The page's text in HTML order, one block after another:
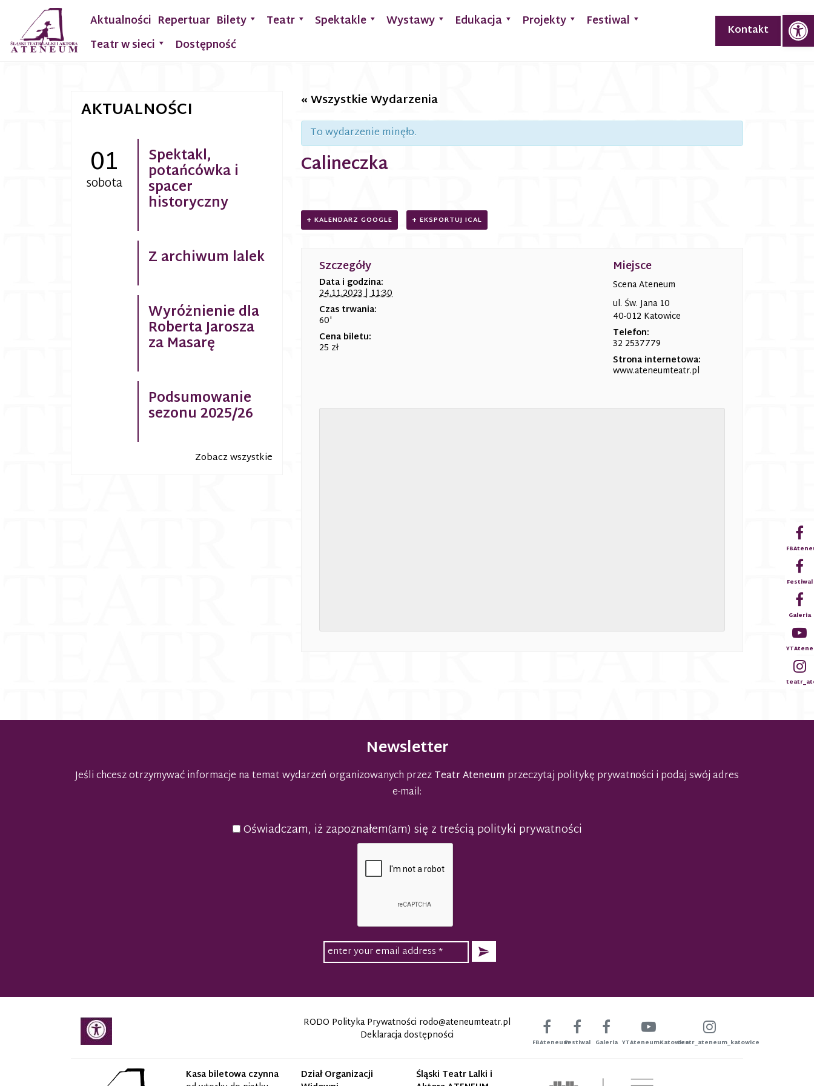
Aktualności Repertuar Bilety Teatr Spektakle Wystawy Edukacja Projekty
Festiwal
Teatr w sieci
Dostępność
Kontakt
« Wszystkie Wydarzenia
To wydarzenie minęło.
Calineczka
+ KALENDARZ GOOGLE + EKSPORTUJ ICAL
Szczegóły
Data i godzina:
24.11.2023 | 11:30
Czas trwania:
60'
Cena biletu:
25 zł
Miejsce
Scena Ateneum
ul. Św. Jana 10
40-012 Katowice
Telefon:
32 2537779
Strona internetowa:
www.ateneumteatr.pl
AKTUALNOŚCI
01
sobota
Spektakl,
potańcówka i
spacer
historyczny
Z archiwum lalek
Wyróżnienie dla
Roberta Jarosza
za Masarę
Podsumowanie
sezonu 2025/26
Zobacz wszystkie
Newsletter
Jeśli chcesz otrzymywać informacje na temat wydarzeń organizowanych przezTeatr Ateneum przeczytaj politykę prywatności i podaj swój adres
e-mail:
Oświadczam, iż zapoznałem(am) się z treścią polityki prywatności
Festiwal
Galeria
RODO Polityka Prywatności rodo@ateneumteatr.pl
Deklaracja dostępności
FBAteneumFestiwal Galeria YTAteneumKatowiceteatr_ateneum_katowice
Kasa biletowa czynna
Dział Organizacji
Śląski Teatr Lalki i